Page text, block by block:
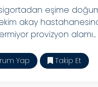
eşime
akay
provizyon alamı...
Yap Takip Et